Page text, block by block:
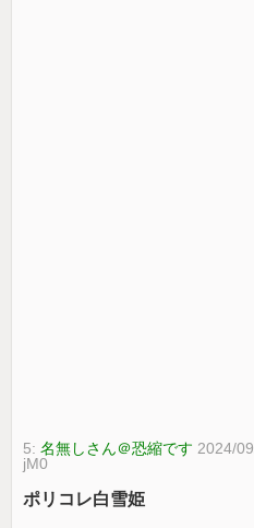
5:名無しさん＠恐縮です 2024/
jM0
ポリコレ白雪姫